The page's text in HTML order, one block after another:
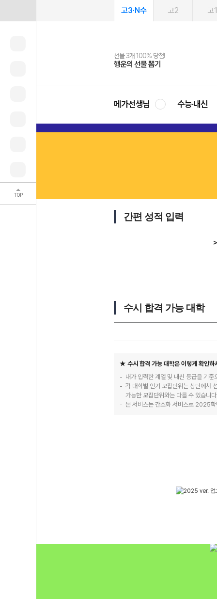
TOP
고3·N수 고2 고1
선물 3개 100% 당첨!
행운의 선물 뽑기
선물 100% 증정!
메가스터디 X 올리브
여름방학 스터디 캐시백
메가런 썸머스쿨
2027 러셀 단과
강사 공개선발
스마트러닝앱
설문 EVENT
메가패스
3일 무료 체험권
메가패스 수강생 무료혜택!
메가클럽 멤버십
사회공헌 캠페인
희망이룸 메가나눔
메가선생님 수능·내신
간편 성적 입력
수시 합격 가능 대학
★ 수시 합격 가능 대학은 이렇게 확인하
내가 입력한 계열 및 내신 등급을 기
각 대학별 인기 모집단위는 상단에서
가능한 모집단위와는 다를 수 있습니
본 서비스는 간소화 서비스로 2025학